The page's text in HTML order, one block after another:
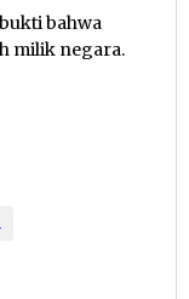
bahwa
milik negara.